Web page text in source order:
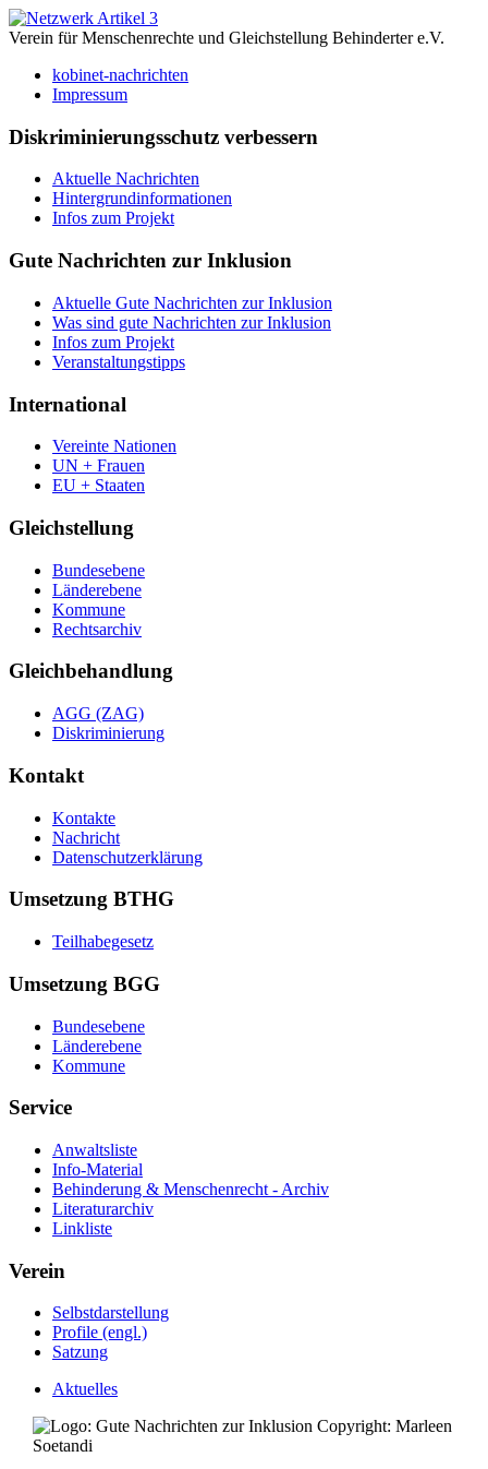
Verein für Menschenrechte und Gleichstellung Behinderter e.V.
kobinet-nachrichten
Impressum
Diskriminierungsschutz verbessern
Aktuelle Nachrichten
Hintergrundinformationen
Infos zum Projekt
Gute Nachrichten zur Inklusion
Aktuelle Gute Nachrichten zur Inklusion
Was sind gute Nachrichten zur Inklusion
Infos zum Projekt
Veranstaltungstipps
International
Vereinte Nationen
UN + Frauen
EU + Staaten
Gleichstellung
Bundesebene
Länderebene
Kommune
Rechtsarchiv
Gleichbehandlung
AGG (ZAG)
Diskriminierung
Kontakt
Kontakte
Nachricht
Datenschutzerklärung
Umsetzung BTHG
Teilhabegesetz
Umsetzung BGG
Bundesebene
Länderebene
Kommune
Service
Anwaltsliste
Info-Material
Behinderung & Menschenrecht - Archiv
Literaturarchiv
Linkliste
Verein
Selbstdarstellung
Profile (engl.)
Satzung
Aktuelles